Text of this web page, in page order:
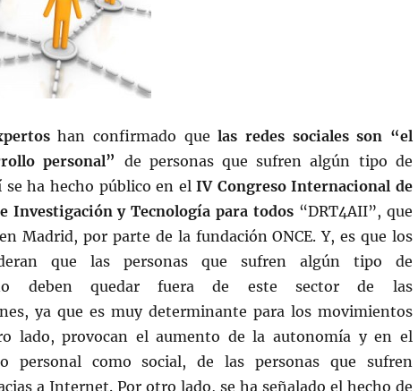
han confirmado quelas redes sociales son “el
personal” de personas que sufren algún tipo de
se ha hecho público en elIV Congreso Internacional de
Investigación y Tecnología para todos“DRT4AII”, que
Madrid, por parte de la fundación ONCE. Y, es que los
que las personas que sufren algún tipo de
no deben quedar fuera de este sector de las
ya que es muy determinante para los movimientos
lado, provocan el aumento de la autonomía y en el
personal como social, de las personas que sufren
a Internet. Por otro lado, se ha señalado el hecho de